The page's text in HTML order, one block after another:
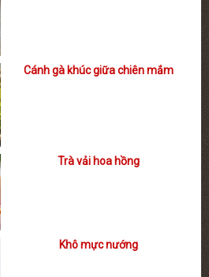
Cánh gà khúc giữa chiên mắm
Trà vải hoa hồng
Khô mực nướng